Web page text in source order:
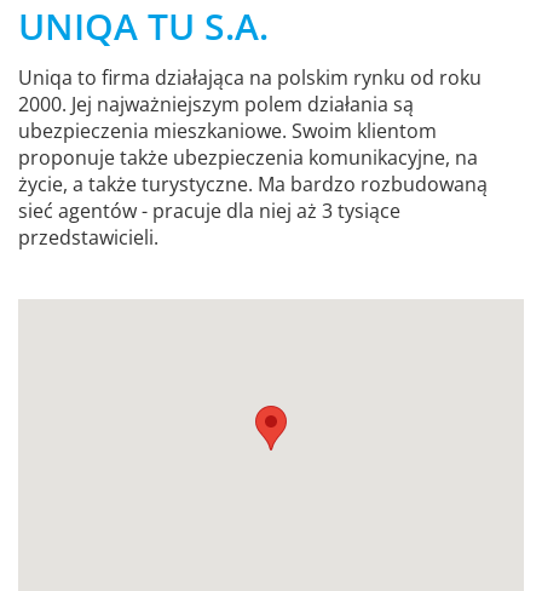
UNIQA TU S.A.
Uniqa to firma działająca na polskim rynku od roku
2000. Jej najważniejszym polem działania są
ubezpieczenia mieszkaniowe. Swoim klientom
proponuje także ubezpieczenia komunikacyjne, na
życie, a także turystyczne. Ma bardzo rozbudowaną
sieć agentów - pracuje dla niej aż 3 tysiące
przedstawicieli.